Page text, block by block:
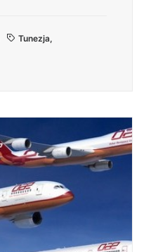
Tunezja,